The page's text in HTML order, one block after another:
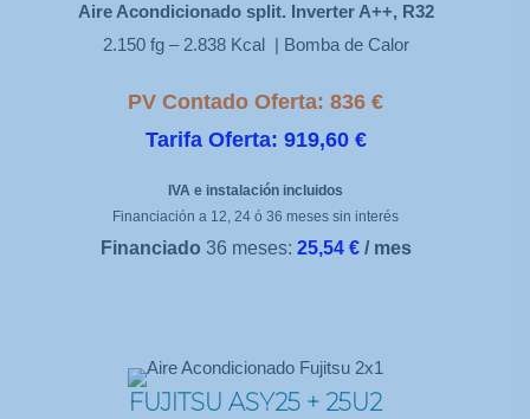
Aire Acondicionado split. Inverter A++, R32
2.150 fg – 2.838 Kcal | Bomba de Calor
PV Contado Oferta: 836 €
Tarifa Oferta: 919,60 €
IVA e instalación incluidos
Financiación a 12, 24 ó 36 meses sin interés
Financiado 36 meses: 25,54 € / mes
FUJITSU ASY25 + 25U2